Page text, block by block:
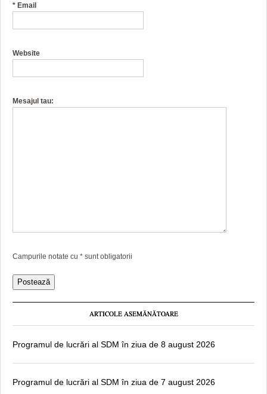
* Email
Website
Mesajul tau:
Campurile notate cu * sunt obligatorii
ARTICOLE ASEMĂNĂTOARE
Programul de lucrări al SDM în ziua de 8 august 2026
Programul de lucrări al SDM în ziua de 7 august 2026